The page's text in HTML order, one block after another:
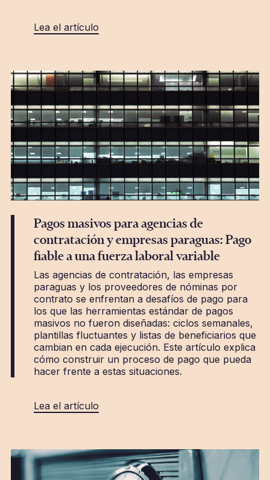
Lea el artículo
Pagos masivos para agencias de
contratación y empresas paraguas: Pago
fiable a una fuerza laboral variable
Las agencias de contratación, las empresas
paraguas y los proveedores de nóminas por
contrato se enfrentan a desafíos de pago para
los que las herramientas estándar de pagos
masivos no fueron diseñadas: ciclos semanales,
plantillas fluctuantes y listas de beneficiarios que
cambian en cada ejecución. Este artículo explica
cómo construir un proceso de pago que pueda
hacer frente a estas situaciones.
Lea el artículo